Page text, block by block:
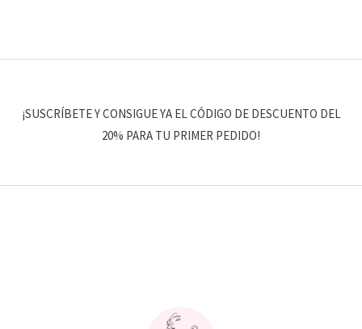
¡SUSCRÍBETE Y CONSIGUE YA EL CÓDIGO DE DESCUENTO DEL
20% PARA TU PRIMER PEDIDO!